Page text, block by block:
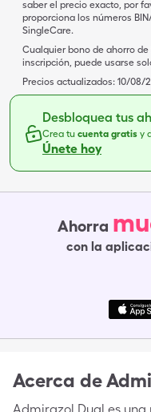
saber el precio exacto, por
proporciona los números
SingleCare.
Cualquier bono de ahorro
inscripción, puede usarse
Precios actualizados: 10/08/
Desbloquea tus
Crea tu cuenta gratis y
Únete hoy
Ahorra
con la
Acerca de